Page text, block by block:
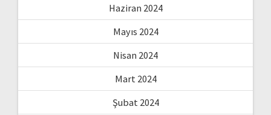
Haziran 2024
Mayıs 2024
Nisan 2024
Mart 2024
Şubat 2024